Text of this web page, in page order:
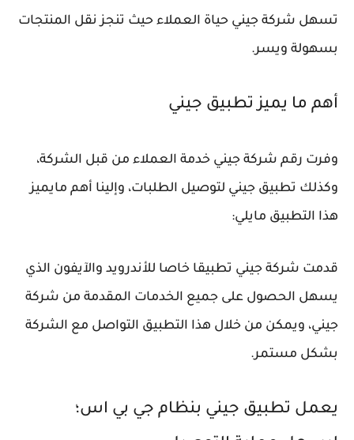
تسهل شركة جيني حياة العملاء حيث تنجز نقل المنتجات
بسهولة ويسر.
أهم ما يميز تطبيق جيني
وفرت رقم شركة جيني خدمة العملاء من قبل الشركة،
وكذلك تطبيق جيني لتوصيل الطلبات، وإلينا أهم مايميز
هذا التطبيق مايلي:
قدمت شركة جيني تطبيقا خاصا للأندرويد والآيفون الذي
يسهل الحصول على جميع الخدمات المقدمة من شركة
جيني، ويمكن من خلال هذا التطبيق التواصل مع الشركة
بشكل مستمر.
يعمل تطبيق جيني بنظام جي بي اس؛